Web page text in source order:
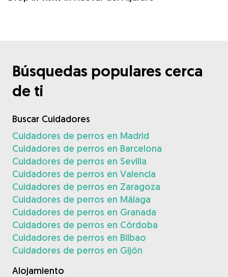
Búsquedas populares cerca
de ti
Buscar Cuidadores
Cuidadores de perros en Madrid
Cuidadores de perros en Barcelona
Cuidadores de perros en Sevilla
Cuidadores de perros en Valencia
Cuidadores de perros en Zaragoza
Cuidadores de perros en Málaga
Cuidadores de perros en Granada
Cuidadores de perros en Córdoba
Cuidadores de perros en Bilbao
Cuidadores de perros en Gijón
Alojamiento